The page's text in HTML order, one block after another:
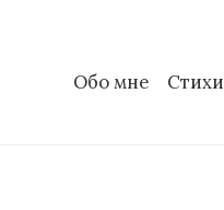
Обо мне Стихи